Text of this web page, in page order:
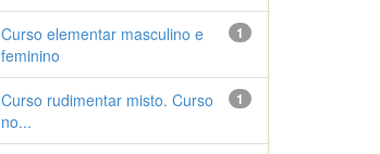
1
Curso elementar masculino e
feminino
1
Curso rudimentar misto. Curso
no...